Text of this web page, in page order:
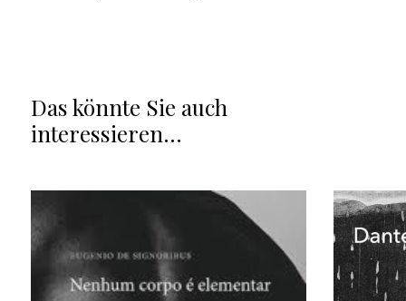
Das könnte Sie auch
interessieren…